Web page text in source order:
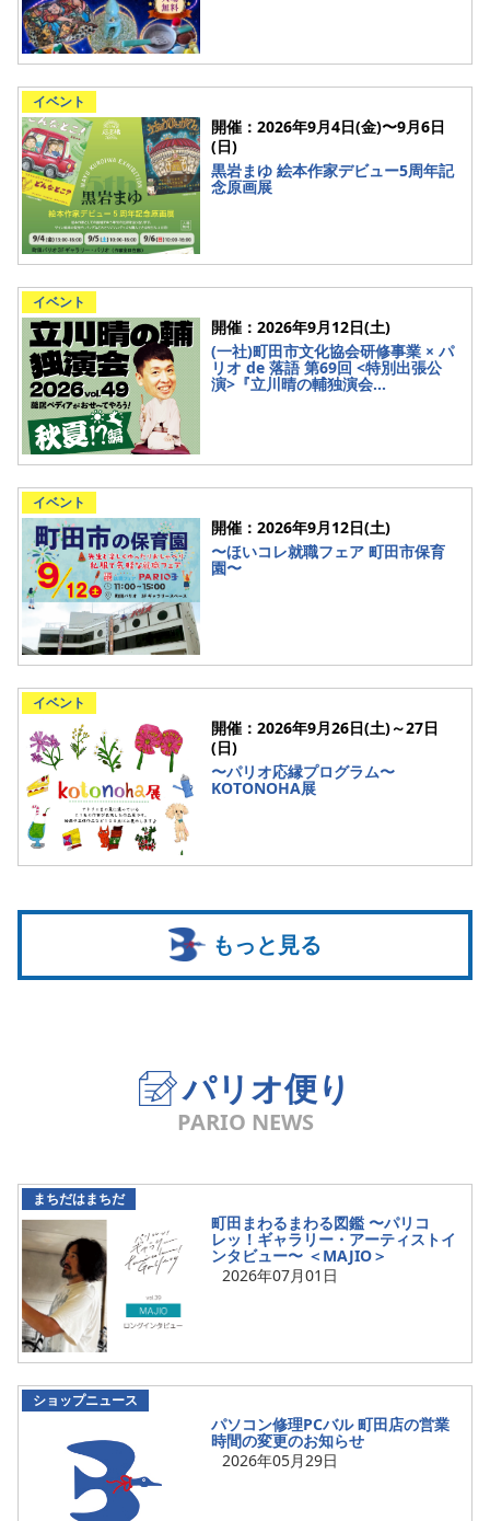
イベント
開催：2026年9月4日(金)〜9月6日
(日)
黒岩まゆ 絵本作家デビュー5周年記
念原画展
イベント
開催：2026年9月12日(土)
(一社)町田市文化協会研修事業 × パ
リオ de 落語 第69回 <特別出張公
演>『立川晴の輔独演会...
イベント
開催：2026年9月12日(土)
〜ほいコレ就職フェア 町田市保育
園〜
イベント
開催：2026年9月26日(土)～27日
(日)
〜パリオ応縁プログラム〜
KOTONOHA展
もっと見る
パリオ便り
PARIO NEWS
まちだはまちだ
町田まわるまわる図鑑 〜パリコ
レッ！ギャラリー・アーティストイ
ンタビュー〜 ＜MAJIO＞
2026年07月01日
ショップニュース
パソコン修理PCバル 町田店の営業
時間の変更のお知らせ
2026年05月29日